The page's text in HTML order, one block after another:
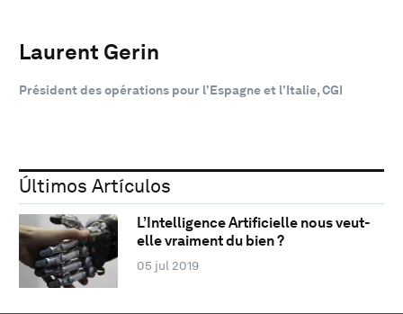
Laurent Gerin
Président des opérations pour l’Espagne et l’Italie, CGI
Últimos Artículos
L’Intelligence Artificielle nous veut-
elle vraiment du bien ?
05 jul 2019